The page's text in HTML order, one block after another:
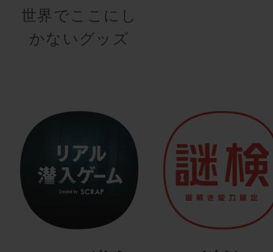
世界でここにし
かないグッズ